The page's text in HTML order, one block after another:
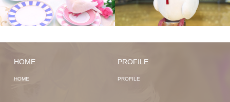
HOME
HOME
PROFILE
PROFILE